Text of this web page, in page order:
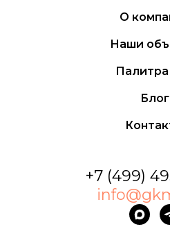
О
Наши
Палитра
Блог
+7 (499)